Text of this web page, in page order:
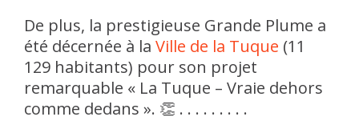
De plus, la prestigieuse Grande Plume a
été décernée à la Ville de la Tuque (11
129 habitants) pour son projet
remarquable « La Tuque – Vraie dehors
comme dedans ». 👏 . . . . . . . . .